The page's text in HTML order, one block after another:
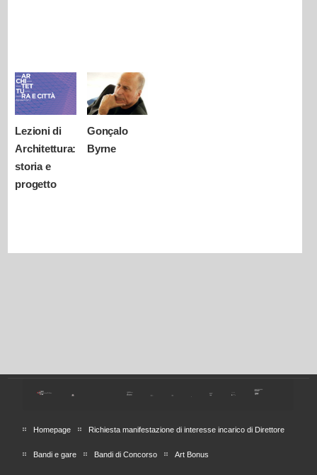
Lezioni di
Architettura:
storia e
progetto
Gonçalo
Byrne
Homepage Richiesta manifestazione di interesse incarico di Direttore
Bandi e gare Bandi di Concorso Art Bonus